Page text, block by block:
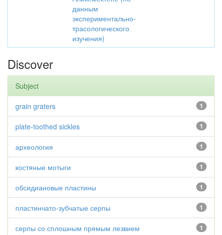
данным
экспериментально-
трасологического
изучения)
Discover
Subject
1
grain graters
1
plate-toothed sickles
1
археология
1
костяные мотыги
1
обсидиановые пластины
1
пластинчато-зубчатые серпы
1
серпы со сплошным прямым лезвием